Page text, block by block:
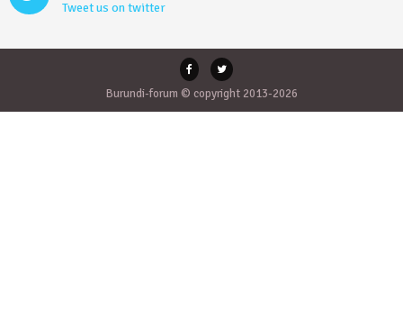
Tweet us on twitter
Burundi-forum © copyright 2013-2026